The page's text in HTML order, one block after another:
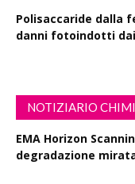
Polisaccaride dalla
danni fotoindotti dai
NOTIZIARIO
EMA Horizon
degradazione